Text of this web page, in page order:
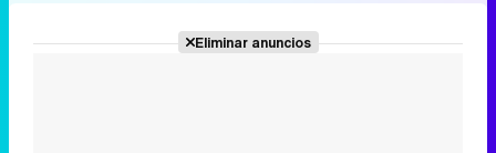
Eliminar anuncios